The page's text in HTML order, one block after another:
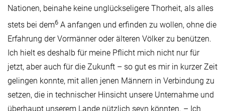
Nationen, beinahe keine unglückseligere Thorheit, als alles
stets bei dem6 A anfangen und erfinden zu wollen, ohne die
Erfahrung der Vormänner oder älteren Völker zu benützen.
Ich hielt es deshalb für meine Pflicht mich nicht nur für
jetzt, aber auch für die Zukunft – so gut es mir in kurzer Zeit
gelingen konnte, mit allen jenen Männern in Verbindung zu
setzen, die in technischer Hinsicht unsere Unternahme und
überhaupt unserem Lande nützlich seyn könnten. – Ich